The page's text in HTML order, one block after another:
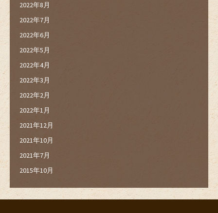
2022年8月
2022年7月
2022年6月
2022年5月
2022年4月
2022年3月
2022年2月
2022年1月
2021年12月
2021年10月
2021年7月
2015年10月